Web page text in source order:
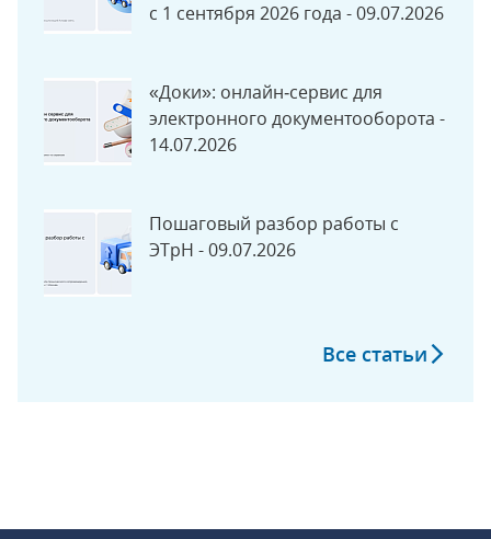
с 1 сентября 2026 года - 09.07.2026
«Доки»: онлайн‑сервис для
электронного документооборота -
14.07.2026
Пошаговый разбор работы с
ЭТрН - 09.07.2026
Все статьи